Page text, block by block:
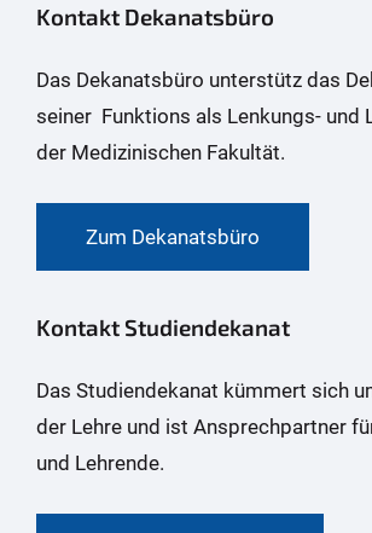
Kontakt Dekanatsbüro
Das Dekanatsbüro unterstütz das
seiner Funktions als Lenkungs- und
der Medizinischen Fakultät.
Zum Dekanatsbüro
Kontakt Studiendekanat
Das Studiendekanat kümmert sich
der Lehre und ist Ansprechpartner
und Lehrende.